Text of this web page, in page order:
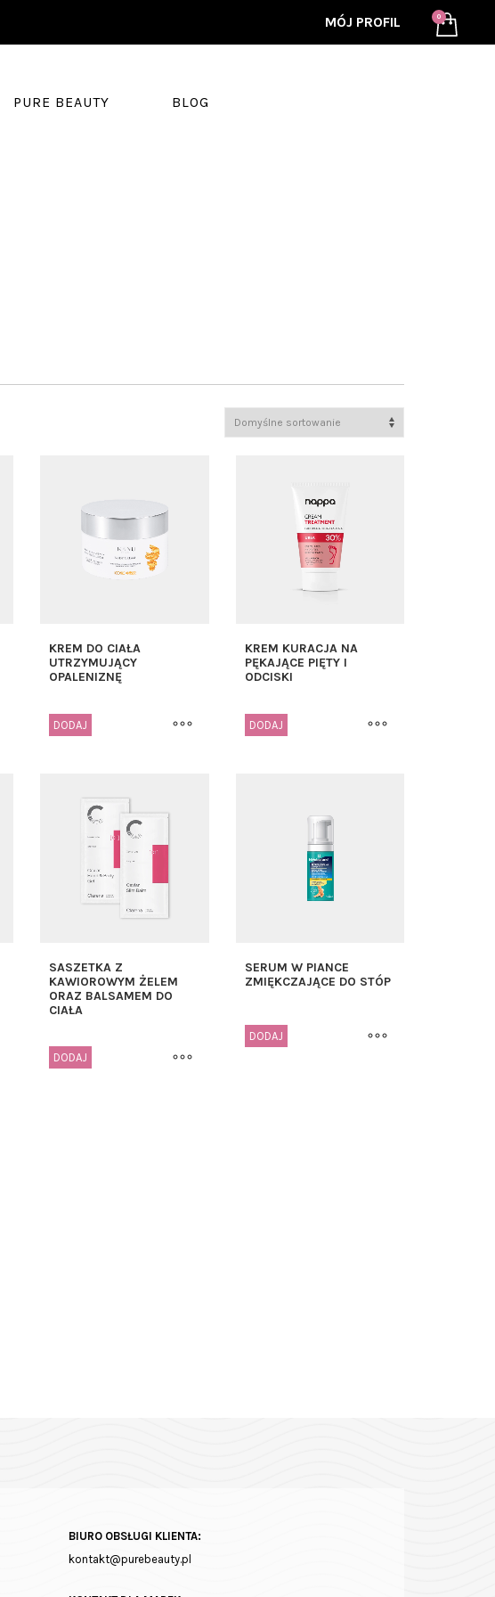
MÓJ PROFIL
PURE BEAUTY BLOG
KREM DO CIAŁA
UTRZYMUJĄCY
OPALENIZNĘ
DODAJ
KREM KURACJA NA
PĘKAJĄCE PIĘTY I
ODCISKI
DODAJ
SASZETKA Z
KAWIOROWYM ŻELEM
ORAZ BALSAMEM DO
CIAŁA
DODAJ
SERUM W PIANCE
ZMIĘKCZAJĄCE DO STÓP
DODAJ
BIURO OBSŁUGI KLIENTA:
kontakt@purebeauty.pl